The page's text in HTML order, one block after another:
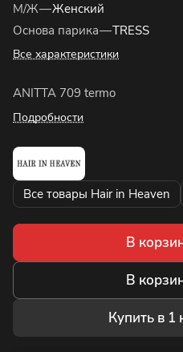
М/Ж—Женский
Основа парика—TRESS
Все характеристики
ANITTA 709 termo
Подробности
Все товары Hair in Heaven
В
В
Купить в 1